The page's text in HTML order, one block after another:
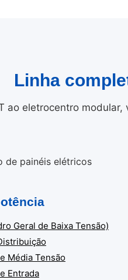
Linha
ao eletrocentro
Geral de Baixa Tensão)
Média Tensão
Entrada